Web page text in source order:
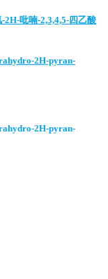
2H-吡喃-2,3,4,5-四乙酸
2H-pyran-
2H-pyran-